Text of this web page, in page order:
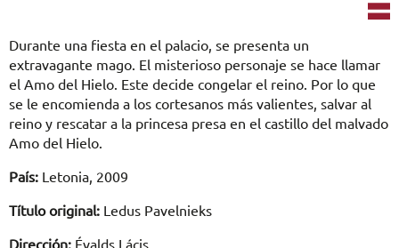
Durante una fiesta en el palacio, se presenta un
extravagante mago. El misterioso personaje se hace llamar
el Amo del Hielo. Este decide congelar el reino. Por lo que
se le encomienda a los cortesanos más valientes, salvar al
reino y rescatar a la princesa presa en el castillo del malvado
Amo del Hielo.
País: Letonia, 2009
Título original: Ledus Pavelnieks
Dirección: Évalds Lácis